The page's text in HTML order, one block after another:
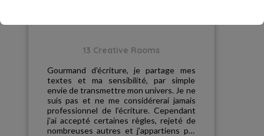
13 Creative Rooms
Gourmand d'écriture, je partage mes
textes et ma sensibilité, par simple
envie de transmettre mon univers. Je ne
suis pas et ne me considérerai jamais
professionnel de l’écriture. Cependant
j’ai accepté certaines règles, rejeté de
nombreuses autres et j’appartiens par